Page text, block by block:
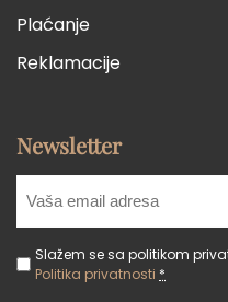
Plaćanje
Reklamacije
Newsletter
Slažem se sa politikom
Politika privatnosti *